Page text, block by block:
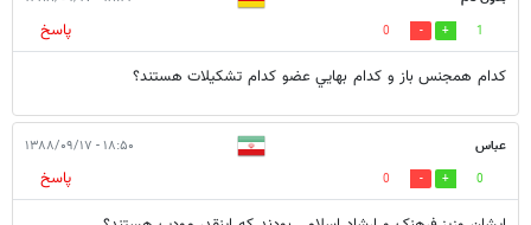
1
0
پاسخ
كدام همجنس باز و كدام بهايي عضو كدام تشكيلات هستند؟
عباس ۱۸:۵۰ - ۱۳۸۸/۰۹/۱۷
0
0
پاسخ